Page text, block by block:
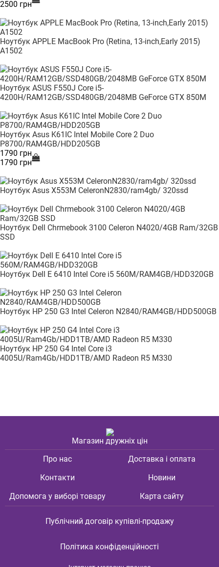
2500 грн
Ноутбук APPLE MacBook Pro (Retina, 13-inch,Early 2015)
A1502
Ноутбук ASUS F550J Core i5-
4200H/RAM12GB/SSD480GB/2048MB GeForce GTX 850M
Ноутбук Asus K61IC Intel Mobile Core 2 Duo
P8700/RAM4GB/HDD205GB
1790 грн
1790 грн
Ноутбук Asus X553M CeleronN2830/ram4gb/ 320ssd
Ноутбук Dell Chrmebook 3100 Celeron N4020/4GB Ram/32GB
SSD
Ноутбук Dell E 6410 Intel Core i5 560M/RAM4GB/HDD320GB
Ноутбук HP 250 G3 Intel Celeron N2840/RAM4GB/HDD500GB
Ноутбук HP 250 G4 Intel Core i3
4005U/Ram4Gb/HDD1TB/AMD Radeon R5 M330
Магазин дружніх цін
Про нас
Доставка і оплата
Контакти
Новини
Допомога у виборі товару
Карта сайту
Публічний договір купівлі-продажу
Політика конфіденційності